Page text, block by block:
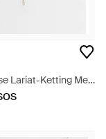
Lariat-Ketting Met
- Wit